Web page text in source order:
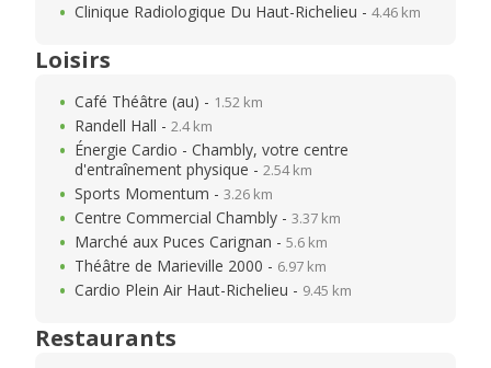
Clinique Radiologique Du Haut-Richelieu - 4.46 km
Loisirs
Café Théâtre (au) - 1.52 km
Randell Hall - 2.4 km
Énergie Cardio - Chambly, votre centre
d'entraînement physique - 2.54 km
Sports Momentum - 3.26 km
Centre Commercial Chambly - 3.37 km
Marché aux Puces Carignan - 5.6 km
Théâtre de Marieville 2000 - 6.97 km
Cardio Plein Air Haut-Richelieu - 9.45 km
Restaurants